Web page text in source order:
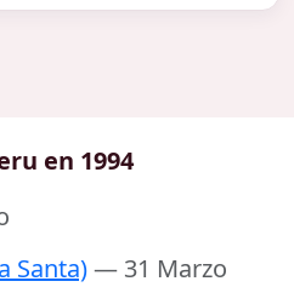
en 1994
Santa)— 31 Marzo